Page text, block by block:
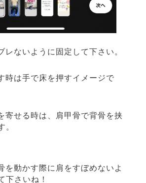
レないように固定して下さい。
時は手で床を押すイメージで
寄せる時は、肩甲骨で背骨を挟
。
を動かす際に肩をすぼめないよ
下さいね！